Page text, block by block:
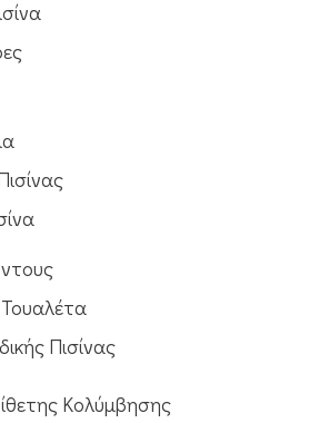
Πισίνας
Κολύμβησης